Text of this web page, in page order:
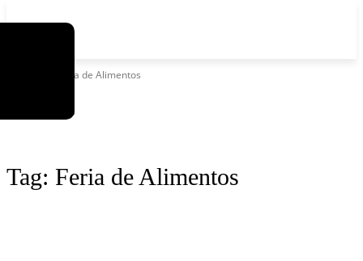
Feria de Alimentos
Tag: Feria de Alimentos